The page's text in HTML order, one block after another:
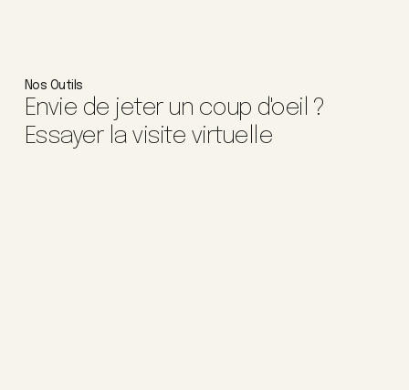
Nos Outils
Envie de jeter un coup d'oeil ?
Essayer la visite virtuelle